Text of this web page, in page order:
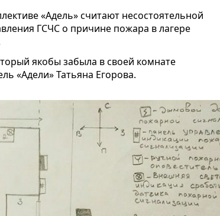
«Адель» считают несостоятельной
ГСЧС о причине пожара в лагере
якобы забыла в своей комнате
«Адели» Татьяна Егорова.